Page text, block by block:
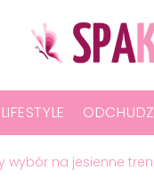
LIFESTYLE
wybór na jesienne